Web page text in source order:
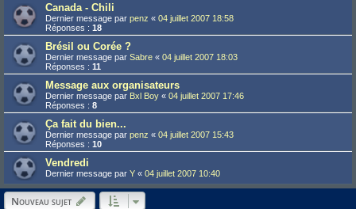
Canada - Chili
Dernier message par penz « 04 juillet 2007 18:58
Réponses : 18
Brésil ou Corée ?
Dernier message par Sabre « 04 juillet 2007 18:03
Réponses : 11
Message aux organisateurs
Dernier message par Bxl Boy « 04 juillet 2007 17:46
Réponses : 8
Ça fait du bien...
Dernier message par penz « 04 juillet 2007 15:43
Réponses : 10
Vendredi
Dernier message par Y « 04 juillet 2007 10:40
Nouveau sujet